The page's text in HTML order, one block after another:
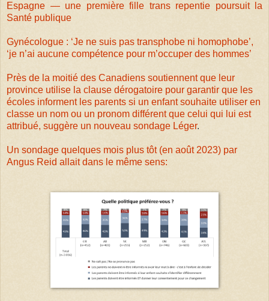
Espagne — une première fille trans repentie poursuit la
Santé publique
Gynécologue : ‘Je ne suis pas transphobe ni homophobe’,
‘je n’ai aucune compétence pour m’occuper des hommes’
Près de la moitié des Canadiens soutiennent que leur
province utilise la clause dérogatoire pour garantir que les
écoles informent les parents si un enfant souhaite utiliser en
classe un nom ou un pronom différent que celui qui lui est
attribué, suggère un nouveau sondage Léger.
Un sondage quelques mois plus tôt (en août 2023) par
Angus Reid allait dans le même sens: